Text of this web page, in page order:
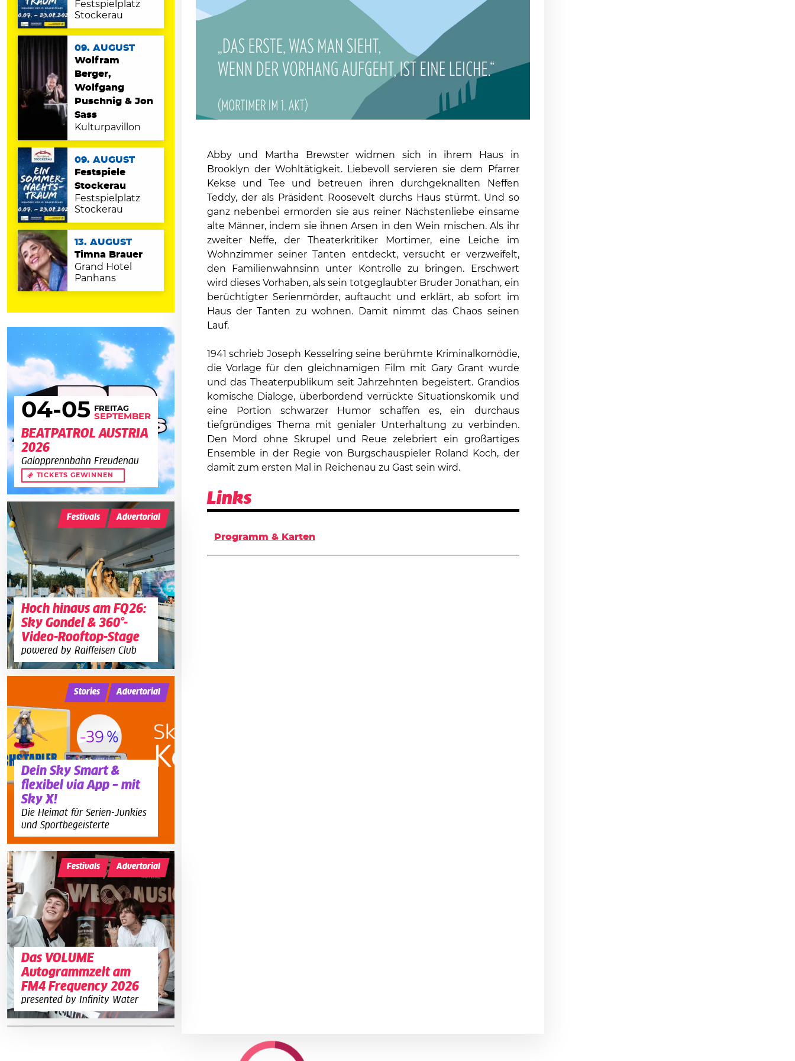
Abby und Martha Brewster widmen sich in ihrem Haus in
Brooklyn der Wohltätigkeit. Liebevoll servieren sie dem Pfarrer
Kekse und Tee und betreuen ihren durchgeknallten Neffen
Teddy, der als Präsident Roosevelt durchs Haus stürmt. Und so
ganz nebenbei ermorden sie aus reiner Nächstenliebe einsame
alte Männer, indem sie ihnen Arsen in den Wein mischen. Als ihr
zweiter Neffe, der Theaterkritiker Mortimer, eine Leiche im
Wohnzimmer seiner Tanten entdeckt, versucht er verzweifelt,
den Familienwahnsinn unter Kontrolle zu bringen. Erschwert
wird dieses Vorhaben, als sein totgeglaubter Bruder Jonathan, ein
berüchtigter Serienmörder, auftaucht und erklärt, ab sofort im
Haus der Tanten zu wohnen. Damit nimmt das Chaos seinen
Lauf.
1941 schrieb Joseph Kesselring seine berühmte Kriminalkomödie,
die Vorlage für den gleichnamigen Film mit Gary Grant wurde
und das Theaterpublikum seit Jahrzehnten begeistert. Grandios
komische Dialoge, überbordend verrückte Situationskomik und
eine Portion schwarzer Humor schaffen es, ein durchaus
tiefgründiges Thema mit genialer Unterhaltung zu verbinden.
Den Mord ohne Skrupel und Reue zelebriert ein großartiges
Ensemble in der Regie von Burgschauspieler Roland Koch, der
damit zum ersten Mal in Reichenau zu Gast sein wird.
Links
Programm & Karten
Festspielplatz
Stockerau
09. AUGUST
Wolfram
Berger,
Wolfgang
Puschnig & Jon
Sass
Kulturpavillon
09. AUGUST
Festspiele
Stockerau
Festspielplatz
Stockerau
13. AUGUST
Timna Brauer
Grand Hotel
Panhans
04-05 FREITAG
SEPTEMBER
BEATPATROL AUSTRIA
2026
Galopprennbahn Freudenau
TICKETS GEWINNEN
Hoch hinaus am FQ26:
Sky Gondel & 360°-
Video-Rooftop-Stage
powered by Raiffeisen Club
Festivals Advertorial
Dein Sky Smart &
flexibel via App – mit
Sky X!
Die Heimat für Serien-Junkies
und Sportbegeisterte
Stories Advertorial
Das VOLUME
Autogrammzelt am
FM4 Frequency 2026
presented by Infinity Water
Festivals Advertorial